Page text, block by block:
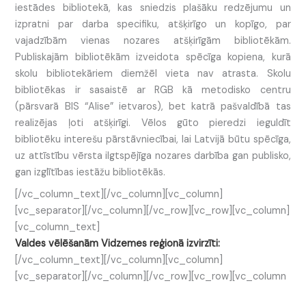
iestādes bibliotekā, kas sniedzis plašāku redzējumu un
izpratni par darba specifiku, atšķirīgo un kopīgo, par
vajadzībām vienas nozares atšķirīgām bibliotēkām.
Publiskajām bibliotēkām izveidota spēcīga kopiena, kurā
skolu bibliotekāriem diemžēl vieta nav atrasta. Skolu
bibliotēkas ir sasaistē ar RGB kā metodisko centru
(pārsvarā BIS “Alise” ietvaros), bet katrā pašvaldībā tas
realizējas ļoti atšķirīgi. Vēlos gūto pieredzi ieguldīt
bibliotēku interešu pārstāvniecībai, lai Latvijā būtu spēcīga,
uz attīstību vērsta ilgtspējīga nozares darbība gan publisko,
gan izglītības iestāžu bibliotēkās.
[/vc_column_text][/vc_column][vc_column]
[vc_separator][/vc_column][/vc_row][vc_row][vc_column]
[vc_column_text]
Valdes vēlēšanām Vidzemes reģionā izvirzīti:
[/vc_column_text][/vc_column][vc_column]
[vc_separator][/vc_column][/vc_row][vc_row][vc_column